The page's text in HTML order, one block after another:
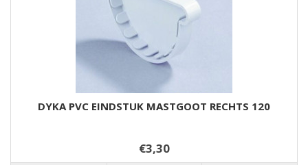
DYKA PVC EINDSTUK MASTGOOT RECHTS 120
€3,30